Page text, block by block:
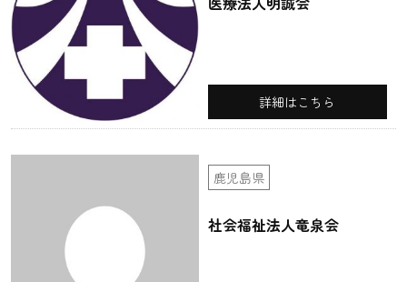
詳細はこちら
鹿児島県
社会福祉法人竜泉会